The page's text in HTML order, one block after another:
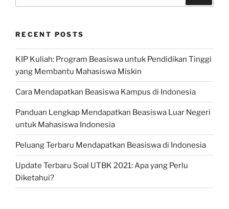
RECENT POSTS
KIP Kuliah: Program Beasiswa untuk Pendidikan Tinggi
yang Membantu Mahasiswa Miskin
Cara Mendapatkan Beasiswa Kampus di Indonesia
Panduan Lengkap Mendapatkan Beasiswa Luar Negeri
untuk Mahasiswa Indonesia
Peluang Terbaru Mendapatkan Beasiswa di Indonesia
Update Terbaru Soal UTBK 2021: Apa yang Perlu
Diketahui?